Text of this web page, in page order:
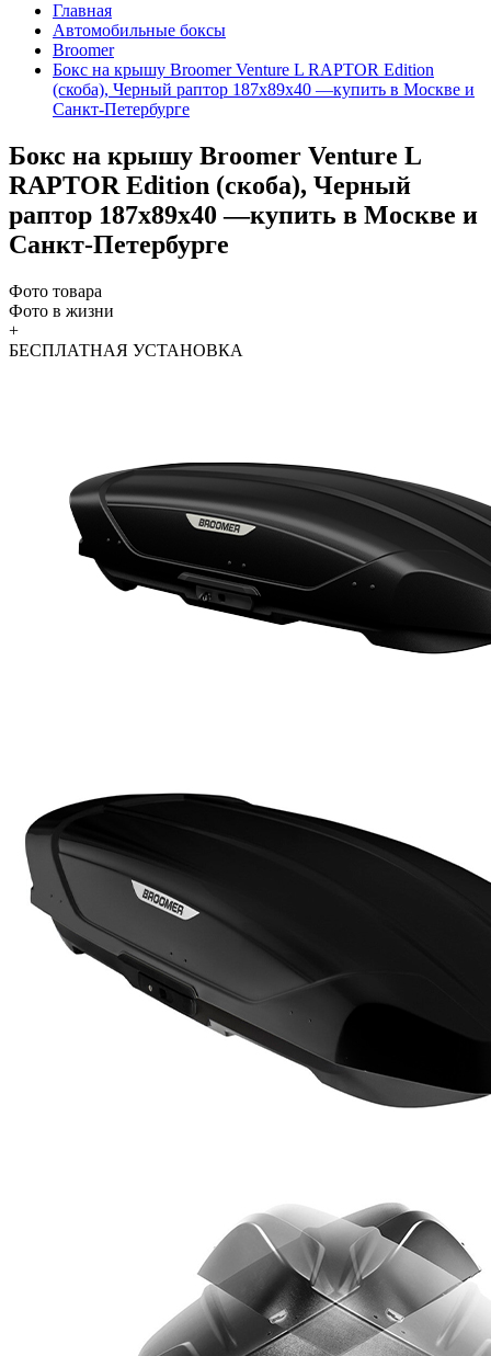
Главная
Автомобильные боксы
Broomer
Бокс на крышу Broomer Venture L RAPTOR Edition
(скоба), Черный раптор 187x89x40 —купить в Москве и
Санкт-Петербурге
Бокс на крышу Broomer Venture L
RAPTOR Edition (скоба), Черный
раптор 187x89x40 —купить в Москве и
Санкт-Петербурге
Фото товара
Фото в жизни
+
БЕСПЛАТНАЯ УСТАНОВКА